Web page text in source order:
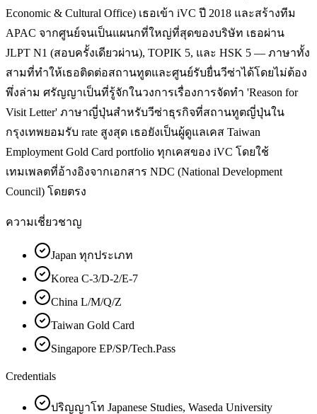
Economic & Cultural Office) เธอเข้า iVC ปี 2018 และสร้างทีม
APAC จากศูนย์จนเป็นแผนกที่ใหญ่ที่สุดของบริษัท เธอผ่าน
JLPT N1 (สอบครั้งเดียวผ่าน), TOPIK 5, และ HSK 5 — ภาษาทั้ง
สามที่ทำให้เธอติดต่อสถานทูตและศูนย์รับยื่นวีซ่าได้โดยไม่ต้อง
พึ่งล่าม ศรัญญาเป็นที่รู้จักในวงการเรื่องการจัดทำ 'Reason for
Visit Letter' ภาษาญี่ปุ่นสำหรับวีซ่าธุรกิจที่สถานทูตญี่ปุ่นใน
กรุงเทพยอมรับ rate สูงสุด เธอยังเป็นผู้ดูแลเคส Taiwan
Employment Gold Card portfolio ทุกเคสของ iVC โดยใช้
เทมเพลตที่อ้างอิงจากเอกสาร NDC (National Development
Council) โดยตรง
ความเชี่ยวชาญ
Japan ทุกประเภท
Korea C-3/D-2/E-7
China L/M/Q/Z
Taiwan Gold Card
Singapore EP/SP/Tech.Pass
Credentials
ปริญญาโท Japanese Studies, Waseda University